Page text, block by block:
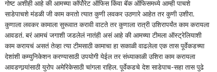
गोष्ट अशीही आहे की आमच्या कॉर्पोरेट ऑफिस किंवा बॅक ऑफिसमध्ये आम्ही पाचशे
साडेपाचशे मंडळी जी काम करतो त्यात कुणी लवकर उठणारे आहेत तर कुणी उशीरा.
कुणाला लवकर कामाला सुरूवात करावी वाटते तर कुणाला रात्री उशिरापर्यंत काम करायला
आवडतं. बरं आमचं जगाशी जडलेलं नातंही असं आहे की आमच्या टीमला ऑस्ट्रेलियाशी
काम करायचं असतं तेव्हा त्या टीमसाठी कामाचा हा सकाळी वाढलेला एक तास पूर्वेकडच्या
देशांशी कम्युनिकेशन करण्यासाठी उपयोगी येईल तर संध्याकाळी उशिरा काम करायला
आवडणार्‍यांसाठी युरोप अमेरिकेसाठी चांगला राहिल. पूर्वेकडचे देश साडेपाच-सहा तास पुढे